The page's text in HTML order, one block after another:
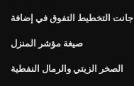
جانت التخطيط التفوق في إضافة
صيغة مؤشر المنزل
الصخر الزيتي والرمال النفطية